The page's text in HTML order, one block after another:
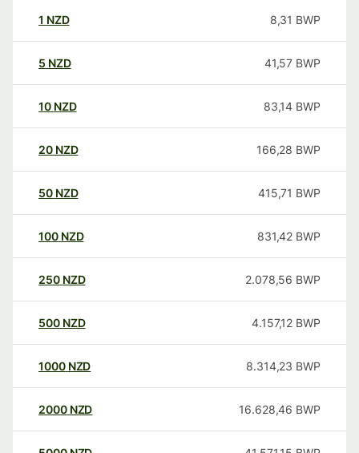
1 NZD 8,31 BWP
5 NZD 41,57 BWP
10 NZD 83,14 BWP
20 NZD 166,28 BWP
50 NZD 415,71 BWP
100 NZD 831,42 BWP
250 NZD 2.078,56 BWP
500 NZD 4.157,12 BWP
1000 NZD 8.314,23 BWP
2000 NZD 16.628,46 BWP